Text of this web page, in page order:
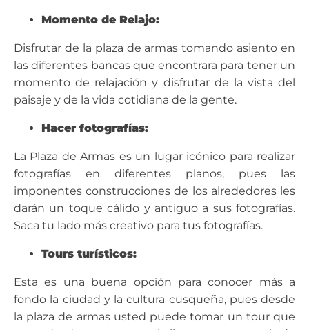
Momento de Relajo:
Disfrutar de la plaza de armas tomando asiento en
las diferentes bancas que encontrara para tener un
momento de relajación y disfrutar de la vista del
paisaje y de la vida cotidiana de la gente.
Hacer fotografías:
La Plaza de Armas es un lugar icónico para realizar
fotografías en diferentes planos, pues las
imponentes construcciones de los alrededores les
darán un toque cálido y antiguo a sus fotografías.
Saca tu lado más creativo para tus fotografías.
Tours turísticos:
Esta es una buena opción para conocer más a
fondo la ciudad y la cultura cusqueña, pues desde
la plaza de armas usted puede tomar un tour que